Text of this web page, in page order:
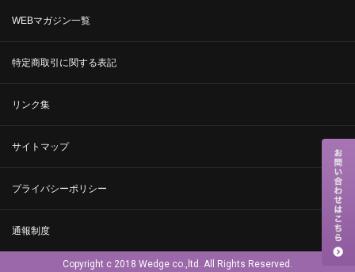
WEBマガジン一覧
特定商取引に関する表記
リンク集
サイトマップ
プライバシーポリシー
通報制度
Copyright c 2018 Wedge co.,ltd. All Rights Reserved.